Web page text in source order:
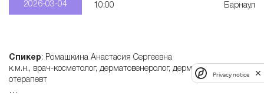
2026-03-04 10:00 Барнаул
Спикер: Ромашкина Анастасия Сергеевна
к.м.н., врач-косметолог, дерматовенеролог, дерматонколог, физи
отерапевт
Privacy notice